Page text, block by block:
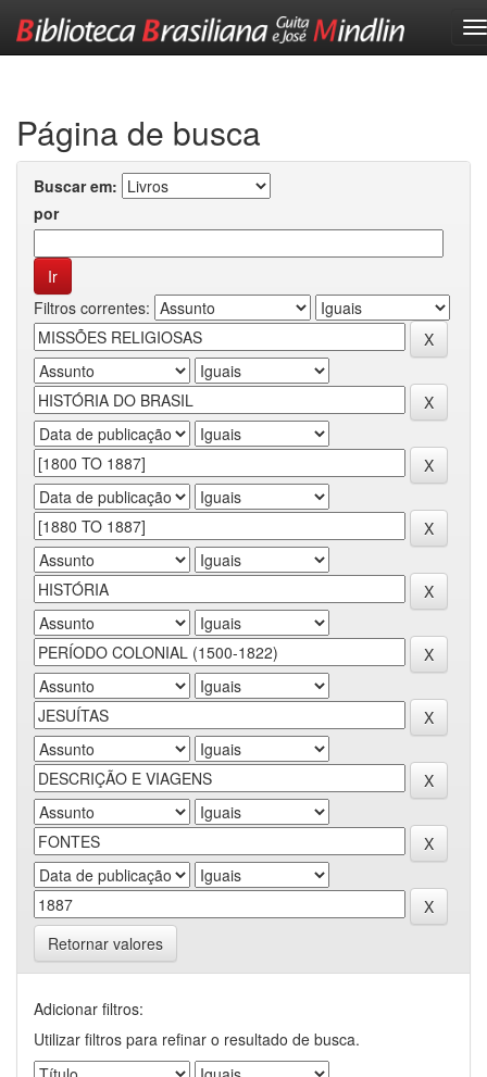
Página de busca
Buscar em:
por
Filtros correntes:
Retornar valores
Adicionar filtros:
Utilizar filtros para refinar o resultado de busca.